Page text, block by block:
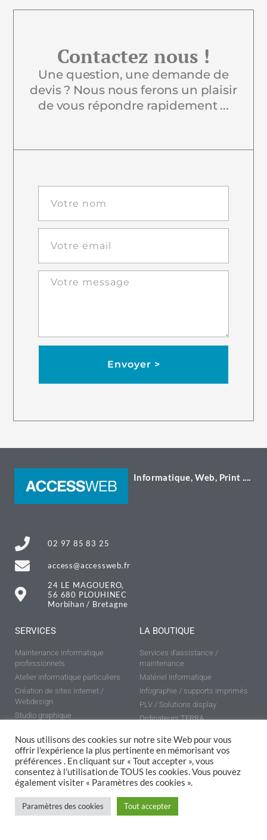
Contactez nous !
Une question, une demande de
devis ? Nous nous ferons un plaisir
de vous répondre rapidement ...
Envoyer >
Informatique, Web, Print ....
02 97 85 83 25
access@accessweb.fr
24 LE MAGOUERO,
56 680 PLOUHINEC
Morbihan / Bretagne
SERVICES
Maintenance informatique
professionnels
Atelier informatique particuliers
Création de sites internet /
Webdesign
Studio graphique
LA BOUTIQUE
Services d'assistance /
maintenance
Matériel Informatique
Infographie / supports imprimés
PLV / Solutions display
Ordinateurs TERRA
RECEVEZ NOS OFFRES SPÉCIALES
Nous utilisons des cookies sur notre site Web pour vous
offrir l'expérience la plus pertinente en mémorisant vos
préférences . En cliquant sur « Tout accepter », vous
consentez à l'utilisation de TOUS les cookies. Vous pouvez
également visiter « Paramètres des cookies ».
Paramètres des cookies Tout accepter